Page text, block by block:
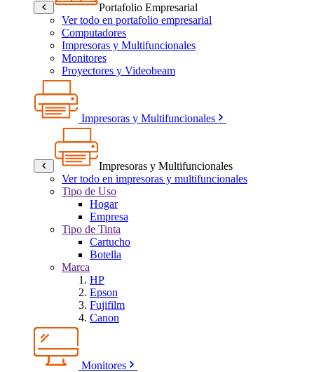
Portafolio Empresarial
Ver todo en portafolio empresarial
Computadores
Impresoras y Multifuncionales
Monitores
Proyectores y Videobeam
Impresoras y Multifuncionales
Impresoras y Multifuncionales
Ver todo en impresoras y multifuncionales
Tipo de Uso
Hogar
Empresa
Tipo de Tinta
Cartucho
Botella
Marca
HP
Epson
Fujifilm
Canon
Monitores